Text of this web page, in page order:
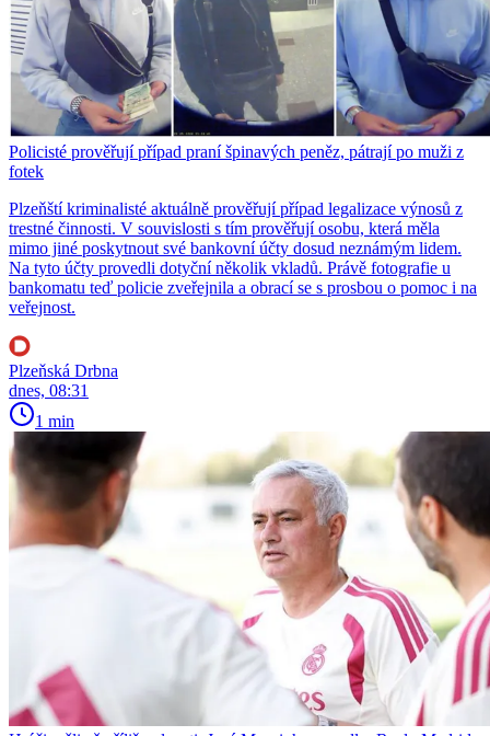
Policisté prověřují případ praní špinavých peněz, pátrají po muži z
fotek
Plzeňští kriminalisté aktuálně prověřují případ legalizace výnosů z
trestné činnosti. V souvislosti s tím prověřují osobu, která měla
mimo jiné poskytnout své bankovní účty dosud neznámým lidem.
Na tyto účty provedli dotyční několik vkladů. Právě fotografie u
bankomatu teď policie zveřejnila a obrací se s prosbou o pomoc i na
veřejnost.
Plzeňská Drbna
dnes, 08:31
1 min